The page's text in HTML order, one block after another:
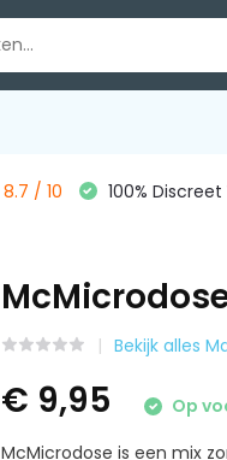
8.7 / 10 100%
Bekijk alles
€ 9,95
Op
McMicrodose is een mix